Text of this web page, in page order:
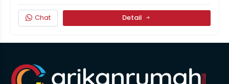
Chat Detail